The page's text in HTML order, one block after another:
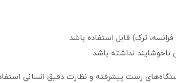
ترک) قابل استفاده باشد
نداشته باشد
رست پیشرفته و نظارت دقیق انسانی